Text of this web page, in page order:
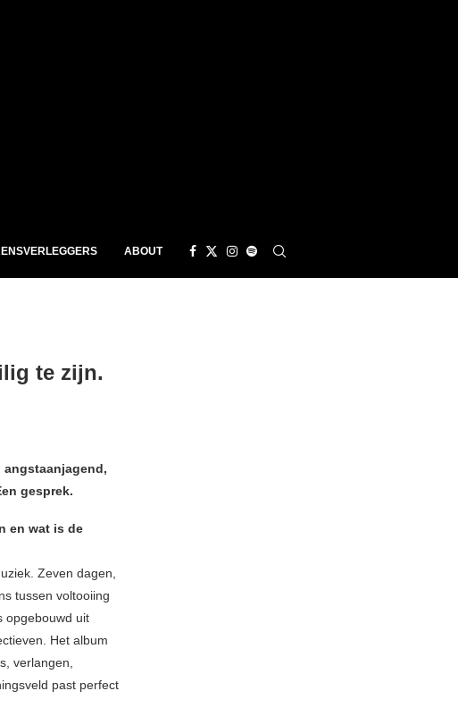
ABOUT
te zijn.
angstaanjagend,
gesprek.
en wat is de
Zeven dagen,
tussen voltooiing
opgebouwd uit
Het album
verlangen,
past perfect